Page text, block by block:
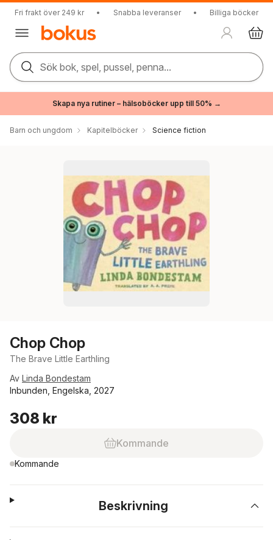
Fri frakt över 249 kr • Snabba leveranser • Billiga böcker
Sök bok, spel, pussel, penna...
Skapa nya rutiner – hälsoböcker upp till 50% →
Barn och ungdom Kapitelböcker Science fiction
Chop Chop
The Brave Little Earthling
Av Linda Bondestam
Inbunden, Engelska, 2027
308 kr
Kommande
Kommande
Beskrivning